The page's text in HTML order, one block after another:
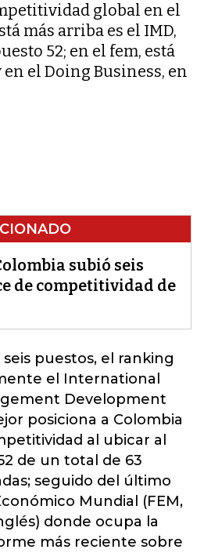
global en el
más arriba es el IMD,
52; en el fem, está
el Doing Business, en
subió seis
de competitividad de
puestos, el ranking
el International
Development
posiciona a Colombia
al ubicar al
de un total de 63
seguido del último
Mundial (FEM,
donde ocupa la
más reciente sobre